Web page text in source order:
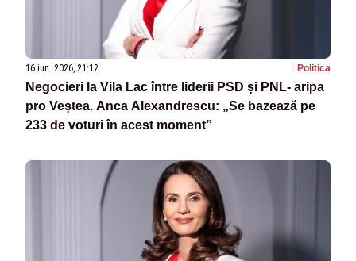
16 iun. 2026, 21:12 Politica
Negocieri la Vila Lac între liderii PSD și PNL- aripa
pro Veștea. Anca Alexandrescu: „Se bazează pe
233 de voturi în acest moment”